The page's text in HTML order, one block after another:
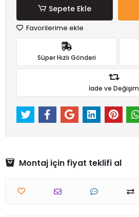
Sepete Ekle
Favorilerime ekle
Süper Hızlı Gönderi
İade ve Değişim
Montaj için fiyat teklifi al